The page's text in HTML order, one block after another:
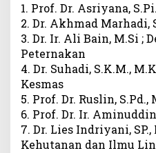
1. Prof. Dr. Asriyana,
2. Dr. Akhmad Marhadi,
3. Dr. Ir. Ali Bain, M.Si ;
Peternakan
4. Dr. Suhadi, S.K.M.,
Kesmas
5. Prof. Dr. Ruslin, S.Pd.,
6. Prof. Dr. Ir.
7. Dr. Lies Indriyani,
Kehutanan dan Ilmu